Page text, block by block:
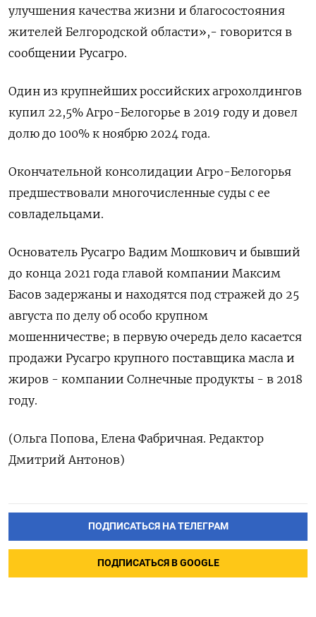
улучшения качества жизни и благосостояния
жителей Белгородской области»,- говорится в
сообщении Русагро.
Один из крупнейших российских агрохолдингов
купил 22,5% Агро-Белогорье в 2019 году и довел
долю до 100% к ноябрю 2024 года.
Окончательной консолидации Агро-Белогорья
предшествовали многочисленные суды с ее
совладельцами.
Основатель Русагро Вадим Мошкович и бывший
до конца 2021 года главой компании Максим
Басов задержаны и находятся под стражей до 25
августа по делу об особо крупном
мошенничестве; в первую очередь дело касается
продажи Русагро крупного поставщика масла и
жиров - компании Солнечные продукты - в 2018
году.
(Ольга Попова, Елена Фабричная. Редактор
Дмитрий Антонов)
ПОДПИСАТЬСЯ НА ТЕЛЕГРАМ
ПОДПИСАТЬСЯ В GOOGLE